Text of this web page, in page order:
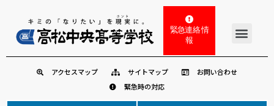
緊急連絡 情
報
アクセスマップ サイトマップ
お問い合わせ
緊急時の対応